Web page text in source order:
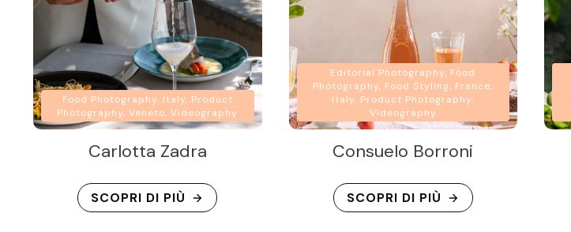
Food Photography, Italy, Product
Photography, Veneto, Videography
Carlotta Zadra
SCOPRI DI PIÙ
Editorial Photography, Food
Photography, Food Styling, France,
Italy, Product Photography,
Videography
Consuelo Borroni
SCOPRI DI PIÙ